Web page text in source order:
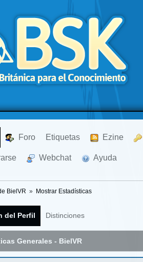
Foro Etiquetas Ezine
Webchat Ayuda
BielVR » Mostrar Estadísticas
del Perfil Distinciones
Generales - BielVR